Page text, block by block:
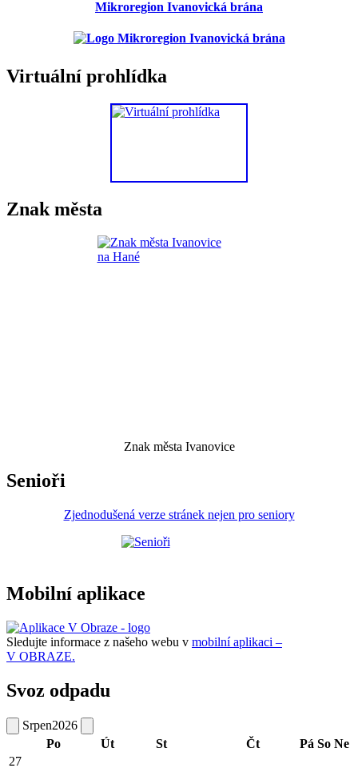
Mikroregion Ivanovická brána
Virtuální prohlídka
Znak města
Znak města Ivanovice
Senioři
Zjednodušená verze stránek nejen pro seniory
Mobilní aplikace
Sledujte informace z našeho webu v mobilní aplikaci –
V OBRAZE.
Svoz odpadu
Srpen2026
Po
Út St Čt Pá So Ne
27